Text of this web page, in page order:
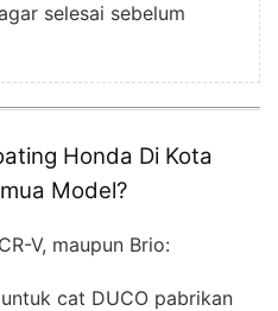
selesai sebelum
Honda Di Kota
Model?
V, maupun Brio:
untuk cat DUCO pabrikan